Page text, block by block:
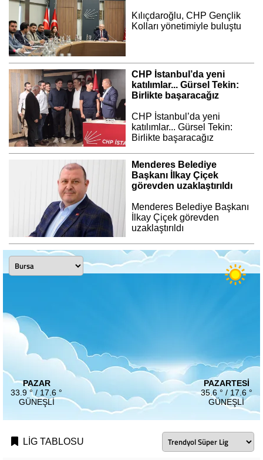
Kılıçdaroğlu, CHP Gençlik
Kolları yönetimiyle buluştu
CHP İstanbul’da yeni
katılımlar... Gürsel Tekin:
Birlikte başaracağız
CHP İstanbul’da yeni
katılımlar... Gürsel Tekin:
Birlikte başaracağız
Menderes Belediye
Başkanı İlkay Çiçek
görevden uzaklaştırıldı
Menderes Belediye Başkanı
İlkay Çiçek görevden
uzaklaştırıldı
PAZAR
33.9 ° / 17.6 °
GÜNEŞLI
PAZARTESI
35.6 ° / 17.6 °
GÜNEŞLI
LİG TABLOSU